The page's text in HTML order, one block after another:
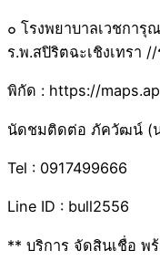
๐ โรงพยาบาลเวชกา
ร.พ.สปิริตฉะเชิงเทรา
พิกัด : https://
นัดชมติดต่อ ภัควัฒน์ (
Tel : 0917499666
Line ID : bull2556
** บริการ จัดสินเชื่อ พ